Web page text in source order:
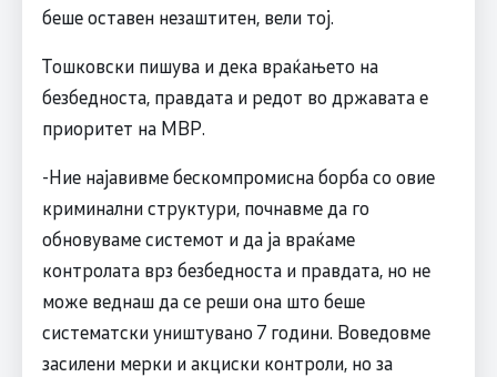
беше оставен незаштитен, вели тој.
Тошковски пишува и дека враќањето на
безбедноста, правдата и редот во државата е
приоритет на МВР.
-Ние најавивме бескомпромисна борба со овие
криминални структури, почнавме да го
обновуваме системот и да ја враќаме
контролата врз безбедноста и правдата, но не
може веднаш да се реши она што беше
систематски уништувано 7 години. Воведовме
засилени мерки и акциски контроли, но за